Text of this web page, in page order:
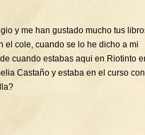
y me han gustado mucho tus
el cole, cuando se lo he dicho a mi
cuando estabas aqui en Riotinto
Castaño y estaba en el curso con